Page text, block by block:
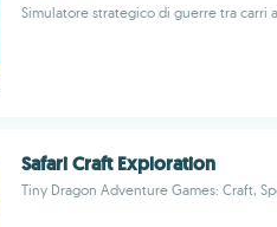
Simulatore strategico di guerre tra carri
Safari Craft Exploration
Tiny Dragon Adventure Games: Craft,